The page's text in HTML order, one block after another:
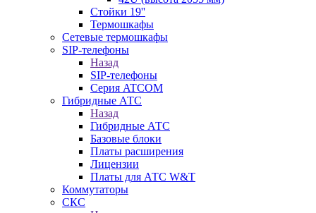
Стойки 19''
Термошкафы
Сетевые термошкафы
SIP-телефоны
Назад
SIP-телефоны
Серия ATCOM
Гибридные АТС
Назад
Гибридные АТС
Базовые блоки
Платы расширения
Лицензии
Платы для АТС W&T
Коммутаторы
СКС